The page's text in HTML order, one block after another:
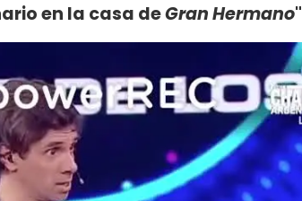
en la casa deGran Hermano"